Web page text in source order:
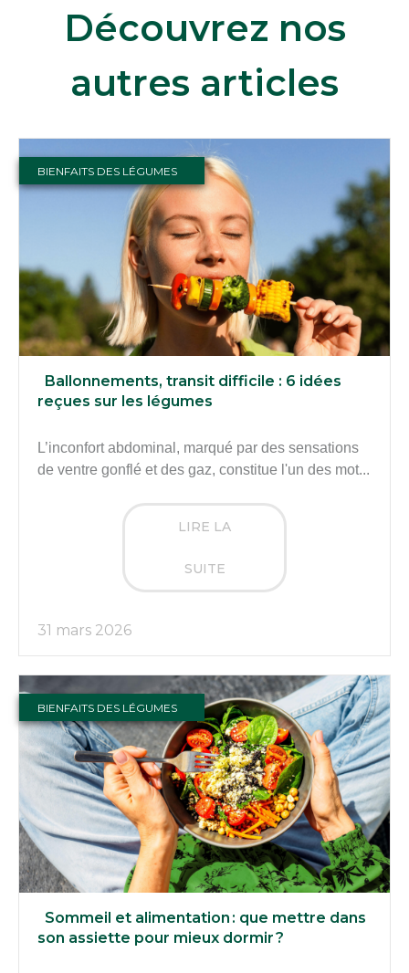
Découvrez nos
autres articles
BIENFAITS DES LÉGUMES
Ballonnements, transit difficile : 6 idées
reçues sur les légumes
L’inconfort abdominal, marqué par des sensations
de ventre gonflé et des gaz, constitue l'un des mot...
LIRE LA
SUITE
31 mars 2026
BIENFAITS DES LÉGUMES
Sommeil et alimentation : que mettre dans
son assiette pour mieux dormir ?